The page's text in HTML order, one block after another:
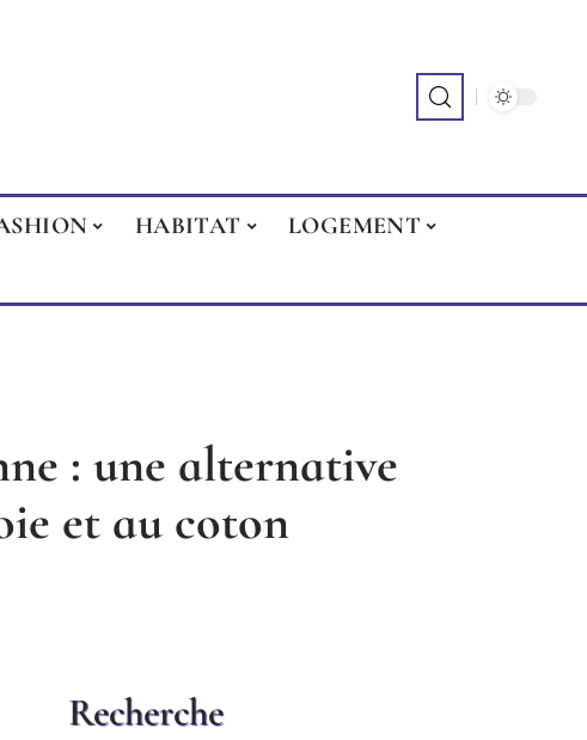
HABITAT
LOGEMENT
: une alternative
et au coton
Recherche